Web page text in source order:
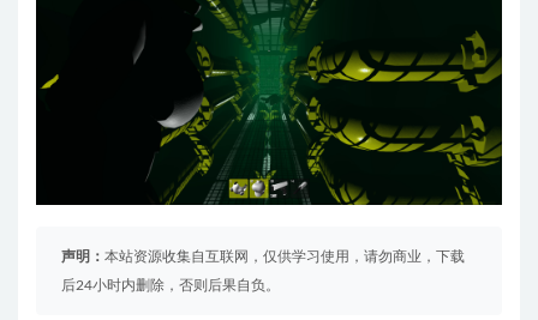
声明： 本站资源收集自互联网，仅供学习使用，请勿商业，下载
后24小时内删除，否则后果自负。